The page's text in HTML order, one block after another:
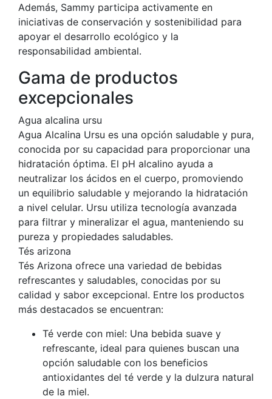
Además, Sammy participa activamente en
iniciativas de conservación y sostenibilidad para
apoyar el desarrollo ecológico y la
responsabilidad ambiental.
Gama de productos
excepcionales
Agua alcalina ursu
Agua Alcalina Ursu es una opción saludable y pura,
conocida por su capacidad para proporcionar una
hidratación óptima. El pH alcalino ayuda a
neutralizar los ácidos en el cuerpo, promoviendo
un equilibrio saludable y mejorando la hidratación
a nivel celular. Ursu utiliza tecnología avanzada
para filtrar y mineralizar el agua, manteniendo su
pureza y propiedades saludables.
Tés arizona
Tés Arizona ofrece una variedad de bebidas
refrescantes y saludables, conocidas por su
calidad y sabor excepcional. Entre los productos
más destacados se encuentran:
Té verde con miel: Una bebida suave y
refrescante, ideal para quienes buscan una
opción saludable con los beneficios
antioxidantes del té verde y la dulzura natural
de la miel.